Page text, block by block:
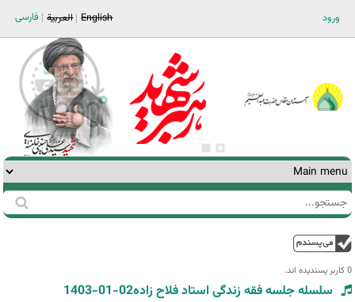
ورود فارسی العربية English
فرم
جستجو
جستجو
0 کاربر پسندیده اند.‎
سلسله جلسه فقه زندگی استاد فلاح زاده02-01-1403